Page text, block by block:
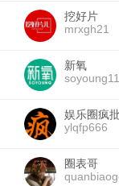
挖好片
mrxgh21
新氧
娱乐圈疯
ylqfp666
圈表哥